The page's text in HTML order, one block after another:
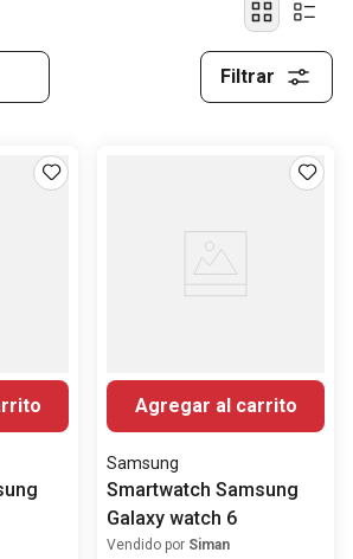
Filtrar
Agregar al carrito
Samsung
Smartwatch Samsung
Galaxy watch 6
Vendido por Siman